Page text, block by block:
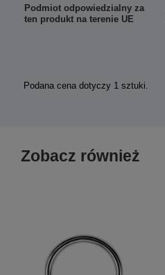
Podana cena dotyczy 1 sztuki.
Podmiot odpowiedzialny za
ten produkt na terenie UE
Zobacz również